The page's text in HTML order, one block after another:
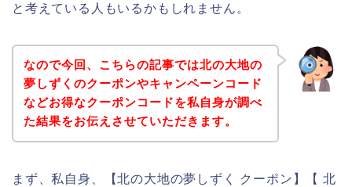
と考えている人もいるかもしれません。
なので今回、こちらの記事では北の大地の
夢しずくのクーポンやキャンペーンコード
などお得なクーポンコードを私自身が調べ
た結果をお伝えさせていただきます。
まず、私自身、【北の大地の夢しずく クーポン】【 北